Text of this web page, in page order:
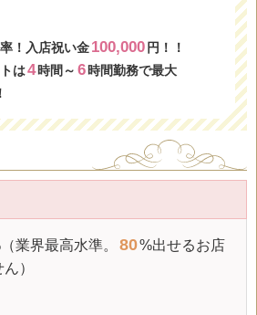
！入店祝い金 100,000 円！！
は4 時間～ 6 時間勤務で最大
業界最高水準。 80%出せるお店
）